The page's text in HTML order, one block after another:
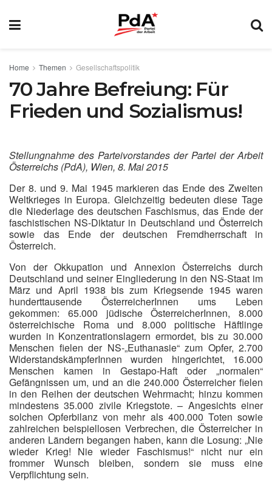
Home Themen Gesellschaftspolitik
70 Jahre Befreiung: Für
Frieden und Sozialismus!
Stellungnahme des Parteivorstandes der Partei der Arbeit
Österreichs (PdA), Wien, 8. Mai 2015
Der 8. und 9. Mai 1945 markieren das Ende des Zweiten
Weltkrieges in Europa. Gleichzeitig bedeuten diese Tage
die Niederlage des deutschen Faschismus, das Ende der
faschistischen NS-Diktatur in Deutschland und Österreich
sowie das Ende der deutschen Fremdherrschaft in
Österreich.
Von der Okkupation und Annexion Österreichs durch
Deutschland und seiner Eingliederung in den NS-Staat im
März und April 1938 bis zum Kriegsende 1945 waren
hunderttausende ÖsterreicherInnen ums Leben
gekommen: 65.000 jüdische ÖsterreicherInnen, 8.000
österreichische Roma und 8.000 politische Häftlinge
wurden in Konzentrationslagern ermordet, bis zu 30.000
Menschen fielen der NS-„Euthanasie“ zum Opfer, 2.700
WiderstandskämpferInnen wurden hingerichtet, 16.000
Menschen kamen in Gestapo-Haft oder „normalen“
Gefängnissen um, und an die 240.000 Österreicher fielen
in den Reihen der deutschen Wehrmacht; hinzu kommen
mindestens 35.000 zivile Kriegstote. – Angesichts einer
solchen Opferbilanz von mehr als 400.000 Toten sowie
zahlreichen beispiellosen Verbrechen, die Österreicher in
anderen Ländern begangen haben, kann die Losung: „Nie
wieder Krieg! Nie wieder Faschismus!“ nicht nur ein
frommer Wunsch bleiben, sondern sie muss eine
Verpflichtung sein.